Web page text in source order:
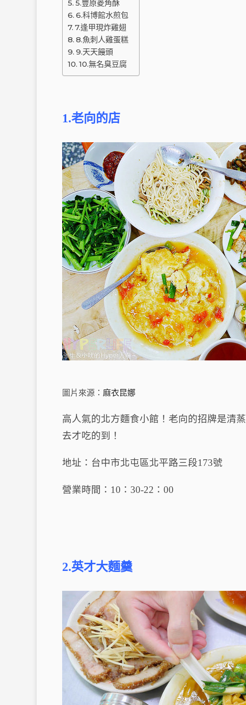
5.豐原菱角酥
6.科博館水煎包
7.逢甲現炸雞翅
8.魚刺人雞蛋糕
9.天天饅頭
10.無名臭豆腐
1.老向的店
圖片來源： 麻衣昆娜
高人氣的北方麵食小館！ 老向的招牌是清
去才吃的到！
地址：台中市北屯區北平路三段173號
營業時間：10：30-22：00
2.英才大麵羹